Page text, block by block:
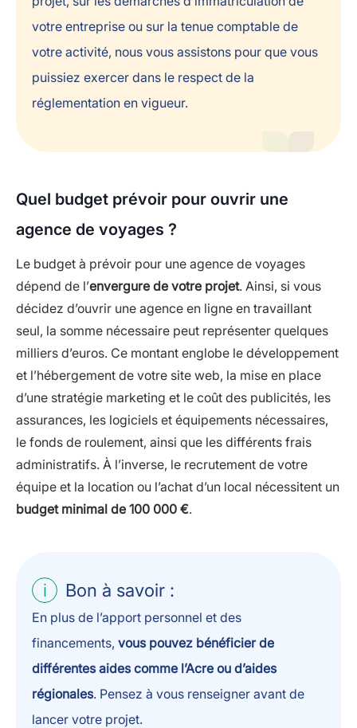
votre entreprise ou sur la tenue comptable de
votre activité, nous vous assistons pour que vous
puissiez exercer dans le respect de la
réglementation en vigueur.
Quel budget prévoir pour ouvrir une
agence de voyages ?
Le budget à prévoir pour une agence de voyages
dépend de l’envergure de votre projet. Ainsi, si vous
décidez d’ouvrir une agence en ligne en travaillant
seul, la somme nécessaire peut représenter quelques
milliers d’euros. Ce montant englobe le développement
et l’hébergement de votre site web, la mise en place
d’une stratégie marketing et le coût des publicités, les
assurances, les logiciels et équipements nécessaires,
le fonds de roulement, ainsi que les différents frais
administratifs. À l’inverse, le recrutement de votre
équipe et la location ou l’achat d’un local nécessitent un
budget minimal de 100 000 €.
Bon à savoir :
En plus de l’apport personnel et des
financements, vous pouvez bénéficier de
différentes aides comme l’Acre ou d’aides
régionales. Pensez à vous renseigner avant de
lancer votre projet.